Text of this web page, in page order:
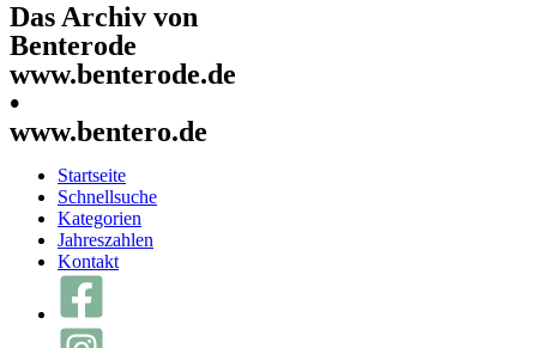
Das Archiv von
Benterode
www.benterode.de
•
www.bentero.de
Startseite
Schnellsuche
Kategorien
Jahreszahlen
Kontakt